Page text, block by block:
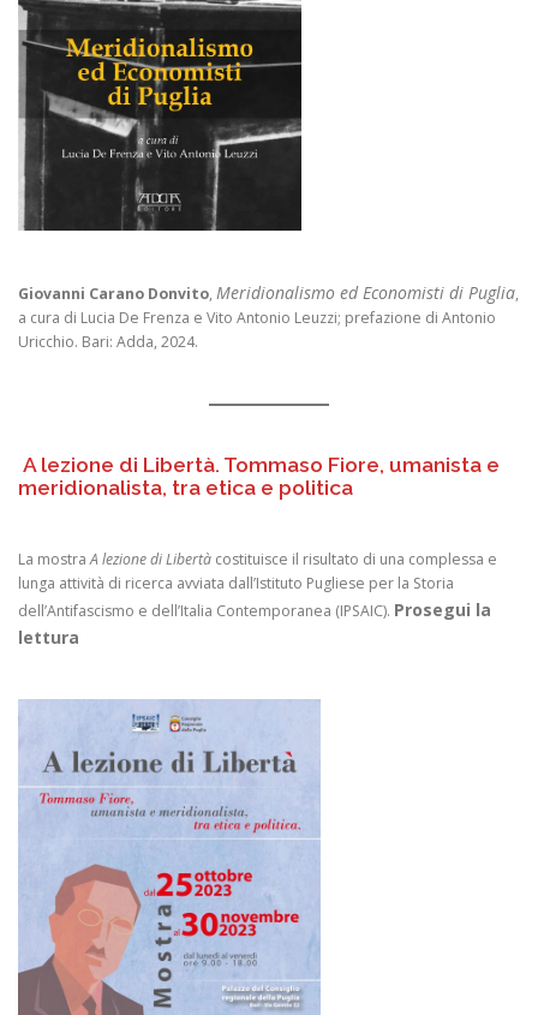
Giovanni Carano Donvito, Meridionalismo ed Economisti di Puglia,
a cura di Lucia De Frenza e Vito Antonio Leuzzi; prefazione di Antonio
Uricchio. Bari: Adda, 2024.
A lezione di Libertà. Tommaso Fiore, umanista e
meridionalista, tra etica e politica
La mostraA lezione di Libertà costituisce il risultato di una complessa e
lunga attività di ricerca avviata dall’Istituto Pugliese per la Storia
dell’Antifascismo e dell’Italia Contemporanea (IPSAIC). Prosegui la
lettura